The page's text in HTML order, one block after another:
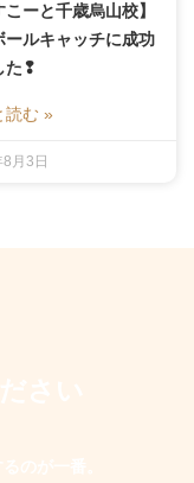
こーと千歳烏山校】
ールキャッチに成功
た❢
読む »
月3日